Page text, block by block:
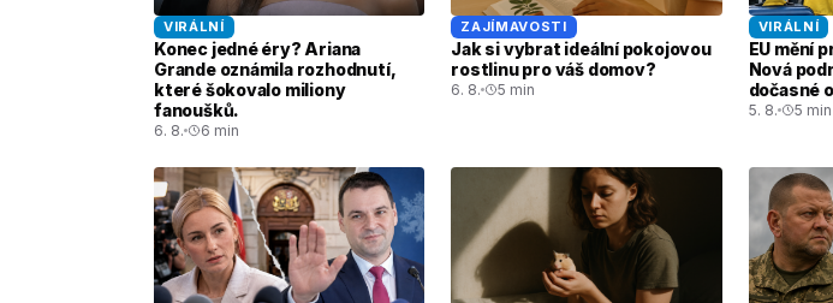
VIRÁLNÍ
Konec jedné éry? Ariana
Grande oznámila rozhodnutí,
které šokovalo miliony
fanoušků.
6. 8. 6 min
ZAJÍMAVOSTI
Jak si vybrat ideální pokojovou
rostlinu pro váš domov?
6. 8. 5 min
VIRÁLNÍ
EU mění
Nová
dočasné
5. 8. 5 min